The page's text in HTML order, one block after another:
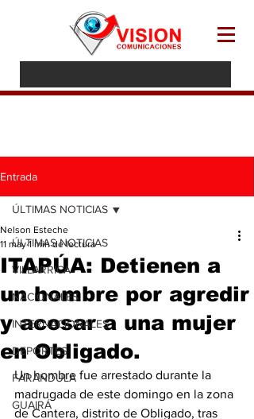
Entrada
ÚLTIMAS NOTICIAS
VILLARRICA
NACIONALES
INTERNACIONALES
DEPORTES
FARANDULA
GUAIRÁ
ÚLTIMAS NOTICIAS
ITAPÚA: Detienen a
un hombre por agredir
y acosar a una mujer
en Obligado.
Nelson Esteche
11 may 1 min de lectura
Un hombre fue arrestado durante la
madrugada de este domingo en la zona
de Cantera, distrito de Obligado, tras